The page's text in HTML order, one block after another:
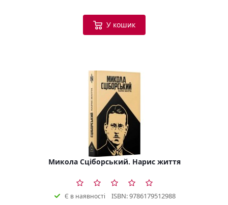
У кошик
Микола Сціборський. Нарис життя
Є в наявності ISBN: 9786179512988